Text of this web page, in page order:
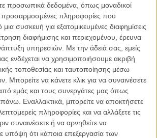
προσωπικά δεδομένα, όπως μοναδικοί
προσαρμοσμένες πληροφορίες που
συσκευή για εξατομικευμένες διαφημίσεις
διαφήμισης και περιεχομένου, έρευνα
υπηρεσιών. Με την άδειά σας, εμείς
ενδέχεται να χρησιμοποιήσουμε ακριβή
τοποθεσίας και ταυτοποίησης μέσω
να κάνετε κλικ για να συναινέσετε
εμάς και τους συνεργάτες μας όπως
Εναλλακτικά, μπορείτε να αποκτήσετε
πληροφορίες και να αλλάξετε τις
συναινέσετε ή να αρνηθείτε να
υπόψη ότι κάποια επεξεργασία των
(ή, αλλιώς, η χαρά του Σπάικ Λι)